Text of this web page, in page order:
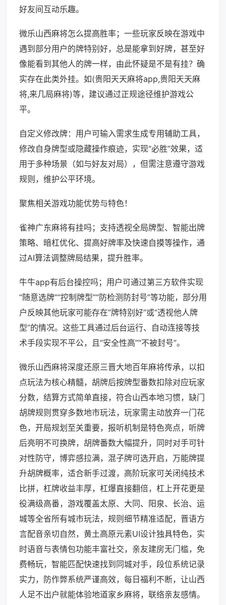
好友间互动乐趣。
微乐山西麻将怎么提高胜率；一些玩家反映在游戏中
遇到部分用户的牌特别好，总是能拿到好牌，甚至好
像能看到其他人的牌一样，由此怀疑是不是有挂？确
实存在此类外挂。如(贵阳天天麻将app,贵阳天天麻
将,来几局麻将)等，建议通过正规途径维护游戏公
平。
自定义修改牌：用户可输入需求生成专用辅助工具，
修改自身牌型或隐藏操作痕迹，实现“必胜”效果，适
用于多种场景（如与好友对局），但需注意遵守游戏
规则，维护公平环境。
聚焦相关游戏功能优势与特色！
雀神广东麻将有挂吗；支持透视全局牌型、智能出牌
策略、暗杠优化、提高好牌率及快速自摸等操作，通
过AI算法调整牌局结果，提升胜率。
牛牛app有后台操控吗；用户可通过第三方软件实现
“随意选牌”“控制牌型”“防检测防封号”等功能，部分用
户反映其他玩家可能存在“牌特别好”或“透视他人牌
型”的情况。这些工具通过后台运行、自动连接等技
术手段实现不平公，且“安全性高”“不被封号”。
微乐山西麻将深度还原三晋大地百年麻将传承，以扣
点玩法为核心精髓，胡牌后按牌型番数扣除对应玩家
分数，结算方式简单直接，符合山西本地习惯，缺门
胡牌规则贯穿多数地市玩法，玩家需主动放弃一门花
色，开局规划至关重要，报听机制是特色亮点，听牌
后亮明不可换牌，胡牌番数大幅提升，同时对手可针
对性防守，博弈感拉满，混子牌可选开启，万能牌提
升胡牌概率，适合新手过渡，高阶玩家可关闭纯技术
比拼，杠牌收益丰厚，杠爆直接翻倍，杠上开花更是
役满级高番，游戏覆盖太原、大同、阳泉、长治、运
城等全省所有城市玩法，规则细节精准适配，晋语方
言配音亲切自然，黄土高原元素UI设计独具特色，实
时语音与表情包功能丰富社交，亲友建房无门槛，免
费畅玩，智能匹配快速找到同城对手，段位系统记录
实力，防作弊系统严谨高效，每日福利不断，让山西
人足不出户就能体验地道家乡麻将，联络亲友感情。